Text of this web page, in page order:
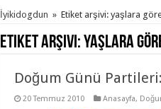
İyikidogdun » Etiket arşivi: yaşlara
Etiket arşivi:yaşlara
Doğum Günü
20 Temmuz 2010 Anasayfa,